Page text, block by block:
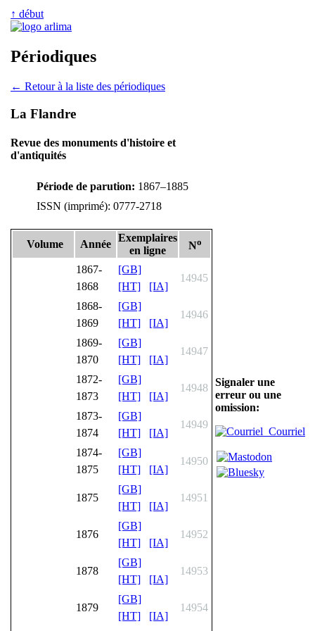
↑ début
Périodiques
← Retour à la liste des périodiques
La Flandre
Revue des monuments d'histoire et
d'antiquités
Période de parution: 1867–1885
ISSN (imprimé): 0777-2718
Volume Année
Exemplaires
en ligne
No
1867-
1868
[GB]
[HT]
[IA]
14945
1868-
1869
[GB]
[HT]
[IA]
14946
1869-
1870
[GB]
[HT]
[IA]
14947
1872-
1873
[GB]
[HT]
[IA]
14948
1873-
1874
[GB]
[HT]
[IA]
14949
1874-
1875
[GB]
[HT]
[IA]
14950
1875
[GB]
[HT]
[IA]
14951
1876
[GB]
[HT]
[IA]
14952
1878
[GB]
[HT]
[IA]
14953
1879
[GB]
[HT]
[IA]
14954
Signaler une
erreur ou une
omission:
Courriel